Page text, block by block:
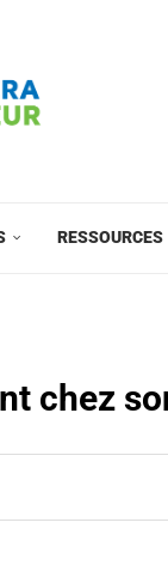
RESSOURCES
chez